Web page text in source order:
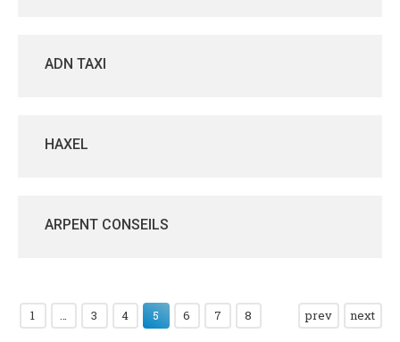
ADN TAXI
HAXEL
ARPENT CONSEILS
1 … 3 4 5 6 7 8 prev next